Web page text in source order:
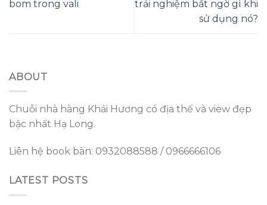
bom trong vali
trải nghiệm bất ngờ gì khi
sử dụng nó?
ABOUT
Chuỗi nhà hàng Khải Hương có địa thế và view đẹp
bậc nhất Hạ Long.
Liên hệ book bàn: 0932088588 / 0966666106
LATEST POSTS